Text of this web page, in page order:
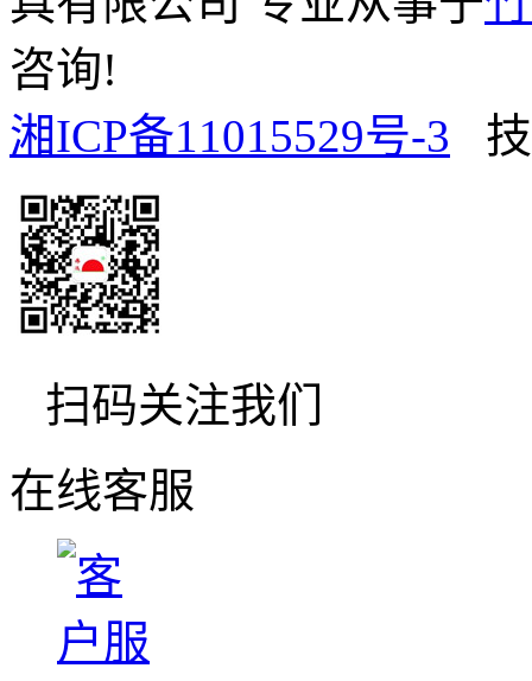
咨询!
湘ICP备11015529号-3
扫码关注我们
在线客服